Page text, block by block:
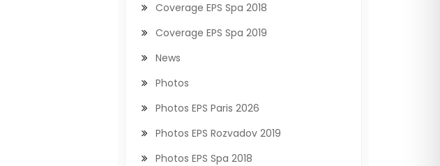
Coverage EPS Spa 2018
Coverage EPS Spa 2019
News
Photos
Photos EPS Paris 2026
Photos EPS Rozvadov 2019
Photos EPS Spa 2018